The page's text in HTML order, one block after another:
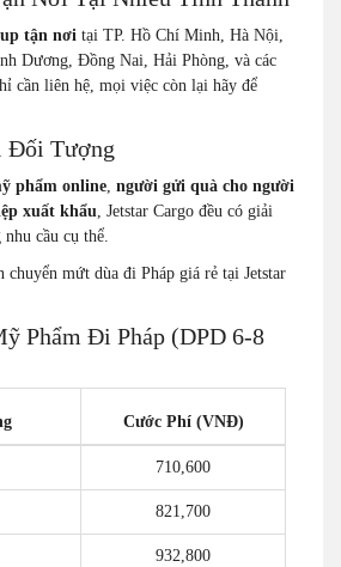
tận nơi tại TP. Hồ Chí Minh, Hà Nội,
Dương, Đồng Nai, Hải Phòng, và các
cần liên hệ, mọi việc còn lại hãy để
Đối Tượng
phẩm online, người gửi quà cho người
xuất khẩu, Jetstar Cargo đều có giải
cầu cụ thể.
chuyển mứt dùa đi Pháp giá rẻ tại Jetstar
Phẩm Đi Pháp (DPD 6-8
Cước Phí (VNĐ)
710,600
821,700
932,800